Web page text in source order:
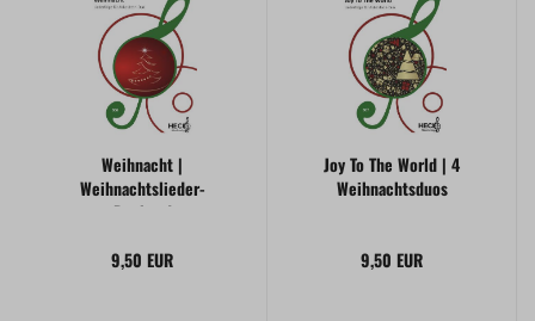
Weihnacht |
Weihnachtslieder-
Duoband
9,50 EUR
Joy To The World | 4
Weihnachtsduos
9,50 EUR